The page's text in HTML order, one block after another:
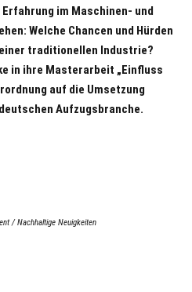
im Maschinen- und
Welche Chancen und Hürden
traditionellen Industrie?
in ihre Masterarbeit „Einfluss
auf die Umsetzung
Aufzugsbranche.
/Nachhaltige Neuigkeiten